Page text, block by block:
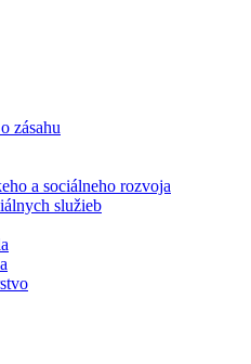
zásahu
a sociálneho rozvoja
služieb